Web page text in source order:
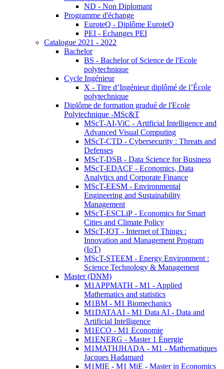
ND - Non Diplomant
Programme d'échange
EuroteQ - Diplôme EuroteQ
PEI - Echanges PEI
Catalogue 2021 - 2022
Bachelor
BS - Bachelor of Science de l'Ecole
polytechnique
Cycle Ingénieur
X - Titre d’Ingénieur diplômé de l’École
polytechnique
Diplôme de formation gradué de l'Ecole
Polytechnique -MSc&T
MScT-AI-ViC - Artificial Intelligence and
Advanced Visual Computing
MScT-CTD - Cybersecurity : Threats and
Defenses
MScT-DSB - Data Science for Business
MScT-EDACF - Economics, Data
Analytics and Corporate Finance
MScT-EESM - Environmental
Engineering and Sustainability
Management
MScT-ESCLiP - Economics for Smart
Cities and Climate Policy
MScT-IOT - Internet of Things :
Innovation and Management Program
(IoT)
MScT-STEEM - Energy Environment :
Science Technology & Management
Master (DNM)
M1APPMATH - M1 - Applied
Mathematics and statistics
M1BM - M1 Biomechanics
M1DATAAI - M1 Data AI - Data and
Artificial Intelligence
M1ECO - M1 Economie
M1ENERG - Master 1 Énergie
M1MATHJHADA - M1 - Mathematiques
Jacques Hadamard
M1MIE - M1 MiE - Master in Economics